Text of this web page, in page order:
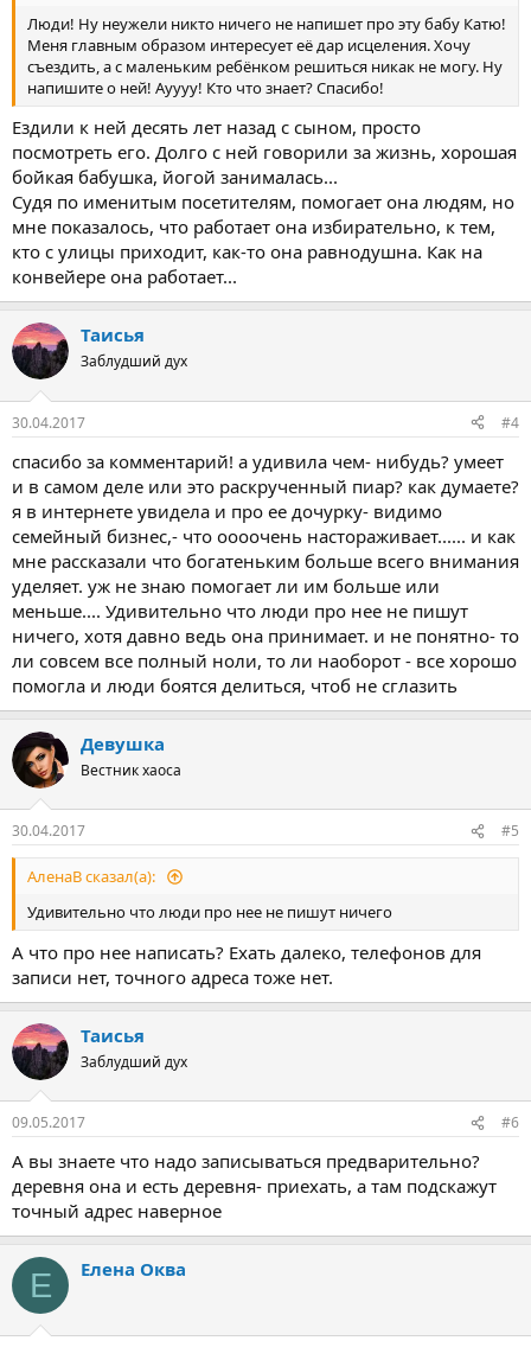
Люди! Ну неужели никто ничего не напишет про эту бабу Катю!
Меня главным образом интересует её дар исцеления. Хочу
съездить, а с маленьким ребёнком решиться никак не могу. Ну
напишите о ней! Ауууу! Кто что знает? Спасибо!
Ездили к ней десять лет назад с сыном, просто
посмотреть его. Долго с ней говорили за жизнь, хорошая
бойкая бабушка, йогой занималась...
Судя по именитым посетителям, помогает она людям, но
мне показалось, что работает она избирательно, к тем,
кто с улицы приходит, как-то она равнодушна. Как на
конвейере она работает...
Таисья
Заблудший дух
30.04.2017 #4
спасибо за комментарий! а удивила чем- нибудь? умеет
и в самом деле или это раскрученный пиар? как думаете?
я в интернете увидела и про ее дочурку- видимо
семейный бизнес,- что оооочень настораживает...... и как
мне рассказали что богатеньким больше всего внимания
уделяет. уж не знаю помогает ли им больше или
меньше.... Удивительно что люди про нее не пишут
ничего, хотя давно ведь она принимает. и не понятно- то
ли совсем все полный ноли, то ли наоборот - все хорошо
помогла и люди боятся делиться, чтоб не сглазить
Девушка
Вестник хаоса
30.04.2017 #5
АленаВ сказал(а):
Удивительно что люди про нее не пишут ничего
А что про нее написать? Ехать далеко, телефонов для
записи нет, точного адреса тоже нет.
Таисья
Заблудший дух
09.05.2017 #6
А вы знаете что надо записываться предварительно?
деревня она и есть деревня- приехать, а там подскажут
точный адрес наверное
Е Елена Оква